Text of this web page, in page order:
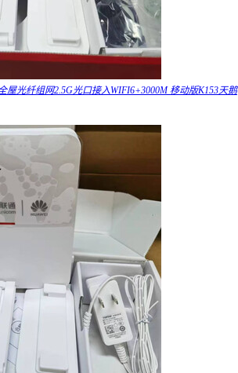
屋光纤组网2.5G光口接入WIFI6+3000M 移动版K153天鹅